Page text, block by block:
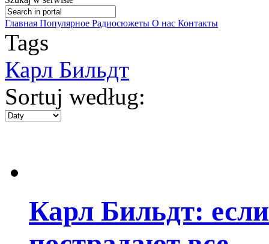
Главная Популярное Радиосюжеты О нас Контакты
Tags
Карл Бильдт
Sortuj według:
Карл Бильдт: